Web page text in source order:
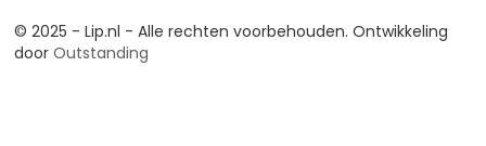
© 2025 - Lip.nl - Alle rechten voorbehouden. Ontwikkeling
door Outstanding